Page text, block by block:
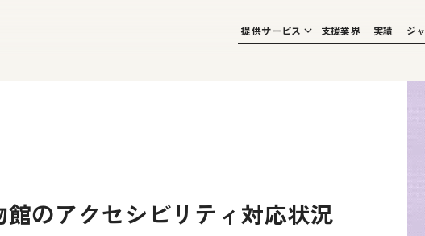
提供サービス 支援業界 実績 ジ
のアクセシビリティ対応状況